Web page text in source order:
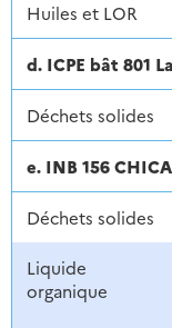
Huiles et LOR
d. ICPE bât 801
Déchets solides
e. INB 156
Déchets solides
Liquide
organique